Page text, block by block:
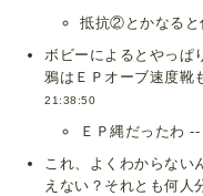
抵抗②とかなる
ボビーによるとやっ
鴉はＥＰオーブ速度靴
21:38:50
ＥＰ縄だったわ --
これ、よくわからない
えない？それとも何人